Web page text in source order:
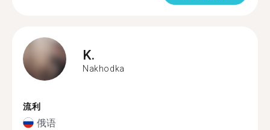
K.
Nakhodka
流利
俄语